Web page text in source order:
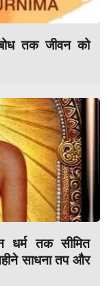
तक जीवन को
धर्म तक सीमित
साधना तप और